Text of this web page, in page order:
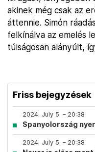
akinek még csak az
áttennie. Simón
felkínálva az emelés
túlságosan alányúlt,
Friss bejegyzések
2024. July 5. – 20:38
Spanyolország
2024. July 5. – 20:38